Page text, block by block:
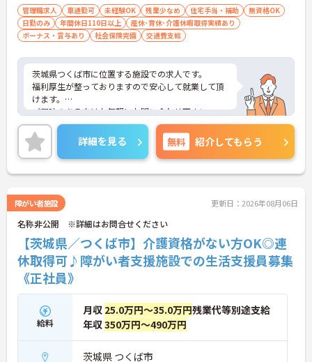
管理職求人 車通勤可 未経験OK 残業少なめ 住宅手当・補助
無資格OK
日勤のみ
年間休日110日以上
産休･育休･介護休暇取得実績あり
ボーナス・賞与あり
社会保険完備 交通費支給
茨城県つくば市に位置する施設での求人です。
福利厚生が整っておりますので安心して就業して頂
けます。
ご興味のある方はお気軽にお問い合わせ下さい。
詳細を見る 無料 紹介してもらう
障がい者施設 更新日：2026年08月06日
名称非公開 ※詳細はお問合せください
【茨城県／つくば市】介護資格がない方OK◎連
休取得可♪障がい者支援施設での生活支援員募集
《正社員》
給料
月収 25.0万円～35.0万円残業代等別途支給
年収350万円～490万円
茨城県 つくば市